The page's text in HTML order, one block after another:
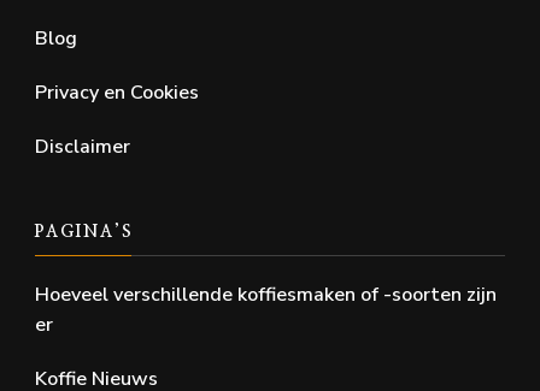
Blog
Privacy en Cookies
Disclaimer
PAGINA’S
Hoeveel verschillende koffiesmaken of -soorten zijn
er
Koffie Nieuws